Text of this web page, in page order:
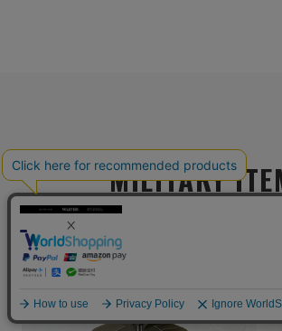
MILITARY